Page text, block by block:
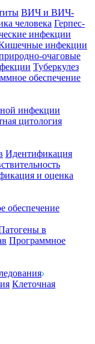
ВИЧ и ВИЧ-
человека Герпес-
инфекции
инфекции
очаговые
Туберкулез
обеспечение
инфекции
цитология
Идентификация
и оценка
обеспечение
в
Программное
Клеточная